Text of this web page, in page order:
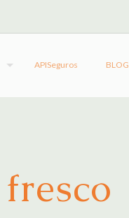
APISeguros BLOG
fresco